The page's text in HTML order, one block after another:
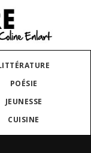
POÉSIE
JEUNESSE
CUISINE